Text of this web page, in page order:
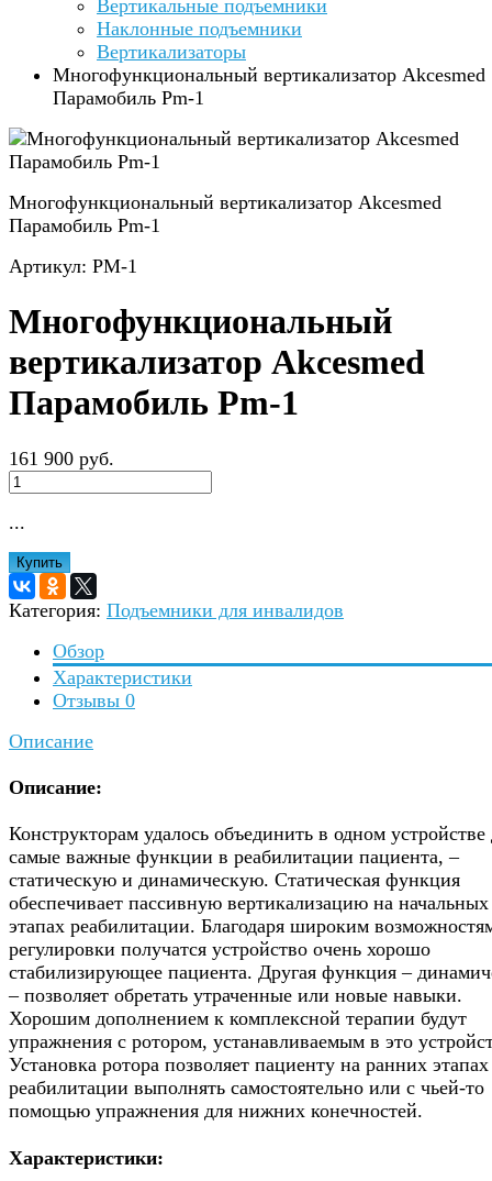
Вертикальные подъемники
Наклонные подъемники
Вертикализаторы
Многофункциональный вертикализатор Akcesmed
Парамобиль Pm-1
Многофункциональный вертикализатор Akcesmed
Парамобиль Pm-1
Артикул: PM-1
Многофункциональный
вертикализатор Akcesmed
Парамобиль Pm-1
161 900 руб.
...
Купить
Категория: Подъемники для инвалидов
Обзор
Характеристики
Отзывы 0
Описание
Описание:
Конструкторам удалось объединить в одном устройстве
самые важные функции в реабилитации пациента, –
статическую и динамическую. Статическая функция
обеспечивает пассивную вертикализацию на начальных
этапах реабилитации. Благодаря широким
регулировки получатся устройство очень хорошо
стабилизирующее пациента. Другая функция –
– позволяет обретать утраченные или новые навыки.
Хорошим дополнением к комплексной терапии будут
упражнения с ротором, устанавливаемым в это
Установка ротора позволяет пациенту на ранних этапах
реабилитации выполнять самостоятельно или с чьей-то
помощью упражнения для нижних конечностей.
Характеристики: